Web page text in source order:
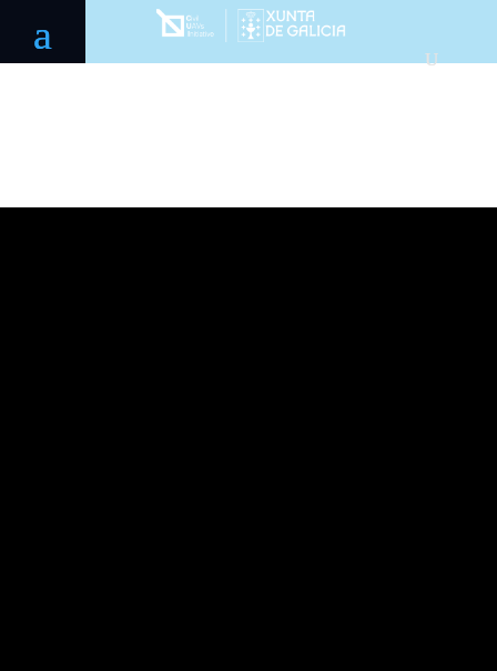
Polo
Aeroespacial
2021-2026